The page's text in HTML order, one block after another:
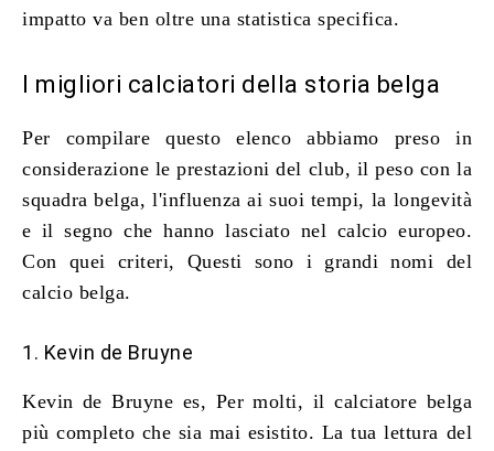
impatto va ben oltre una statistica specifica.
I migliori calciatori della storia belga
Per compilare questo elenco abbiamo preso in
considerazione le prestazioni del club, il peso con la
squadra belga, l'influenza ai suoi tempi, la longevità
e il segno che hanno lasciato nel calcio europeo.
Con quei criteri, Questi sono i grandi nomi del
calcio belga.
1. Kevin de Bruyne
Kevin de Bruyne es, Per molti, il calciatore belga
più completo che sia mai esistito. La tua lettura del